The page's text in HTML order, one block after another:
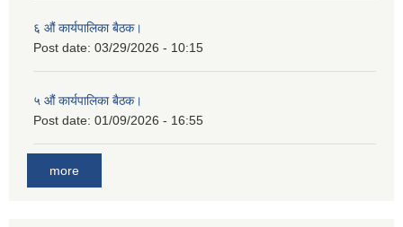
६ औं कार्यपालिका बैठक।
Post date: 03/29/2026 - 10:15
५ औं कार्यपालिका बैठक।
Post date: 01/09/2026 - 16:55
more